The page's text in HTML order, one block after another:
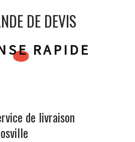
DE DEVIS
RAPIDE
de livraison